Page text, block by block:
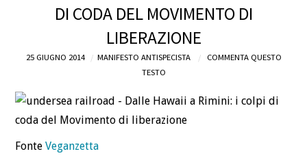
CHI
BLOG
DI CODA DEL MOVIMENTO DI
LIBERAZIONE
25 GIUGNO 2014 MANIFESTO ANTISPECISTA
COMMENTA QUESTO
TESTO
FonteVeganzetta